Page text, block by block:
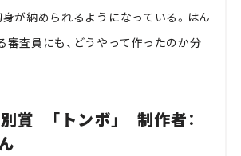
身が納められるようになっている。はん
審査員にも、どうやって作ったのか分
賞 「トンボ」 制作者：